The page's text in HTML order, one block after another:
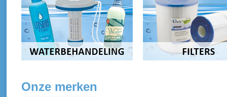
Onze merken